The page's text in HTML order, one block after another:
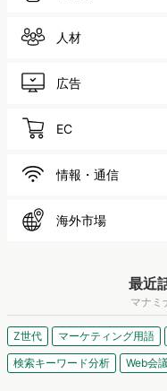
人材
広告
EC
情報・通信
海外市場
最近
マナミ
Z世代 マーケティング用語
検索キーワード分析
Web会議